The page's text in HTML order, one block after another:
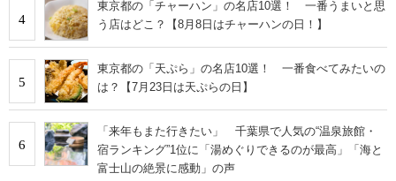
4
東京都の「チャーハン」の名店10選！ 一番うまいと思
う店はどこ？【8月8日はチャーハンの日！】
5
東京都の「天ぷら」の名店10選！ 一番食べてみたいの
は？【7月23日は天ぷらの日】
6
「来年もまた行きたい」 千葉県で人気の“温泉旅館・
宿ランキング”1位に「湯めぐりできるのが最高」「海と
富士山の絶景に感動」の声